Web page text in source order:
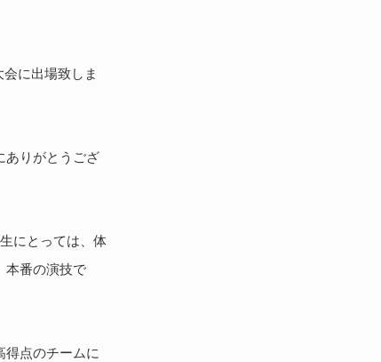
に出場致しま
ありがとうござ
にとっては、体
本番の演技で
得点のチームに